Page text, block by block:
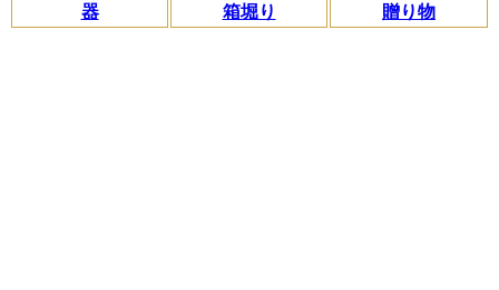
器
箱堀り
贈り物